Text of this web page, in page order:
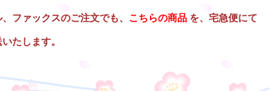
ファックスのご注文でも、 こちらの商品 を、宅急便にて
たします。